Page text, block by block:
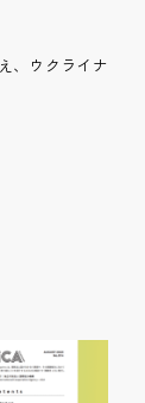
、ウクライナ